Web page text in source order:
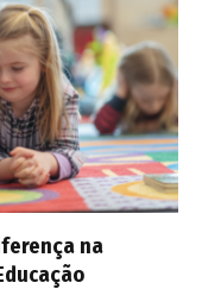
na